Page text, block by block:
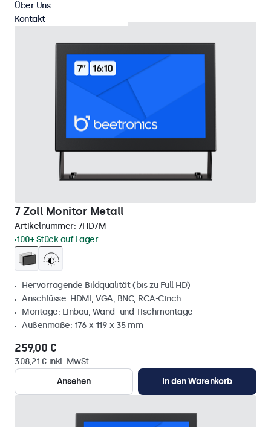
7 Zoll Monitor Metall
Artikelnummer: 7HD7M
100+ Stück auf Lager
Hervorragende Bildqualität (bis zu Full HD)
Anschlüsse: HDMI, VGA, BNC, RCA-Cinch
Montage: Einbau, Wand- und Tischmontage
Außenmaße: 176 x 119 x 35 mm
259,00 €
308,21 € inkl. MwSt.
Ansehen
In den Warenkorb
Über Uns
Kontakt